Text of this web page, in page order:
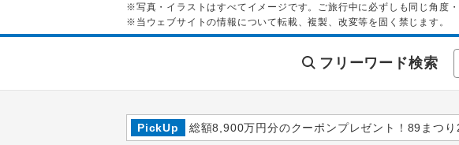
※写真・イラストはすべてイメージです。ご旅行中に必ずしも同じ角度
※当ウェブサイトの情報について転載、複製、改変等を固く禁じます。
フリーワード検索
PickUp 総額8,900万円分のクーポンプレゼント！89まつり